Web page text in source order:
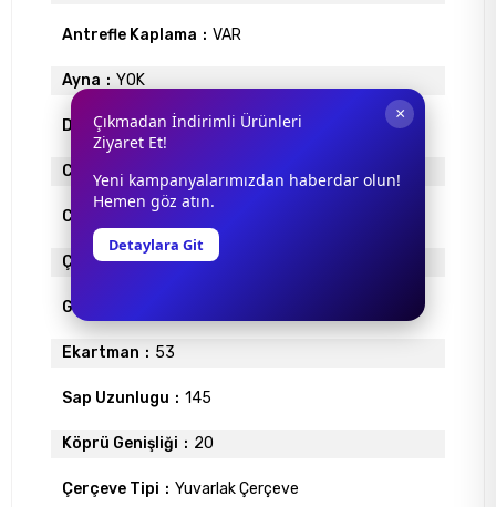
Antrefle Kaplama VAR
Ayna YOK
Degrade VAR
Cam Materyali MİNERAL
Cam Rengi
Çerçeve Materyali
Gövde Rengi
Ekartman 53
Sap Uzunlugu 145
Köprü Genişliği 20
Çerçeve Tipi Yuvarlak Çerçeve
×
Çıkmadan İndirimli Ürünleri
Ziyaret Et!
Yeni kampanyalarımızdan haberdar olun!
Hemen göz atın.
Detaylara Git